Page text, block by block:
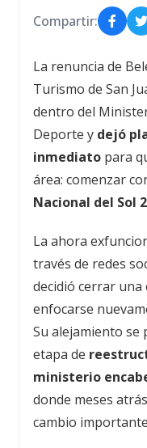
Compartir:
La renuncia de
Turismo de San
dentro del
Deporte y dejó
inmediato para
área: comenzar
Nacional del Sol
La ahora
través de redes
decidió cerrar
enfocarse
Su alejamiento se
etapa de
ministerio
donde meses
cambio